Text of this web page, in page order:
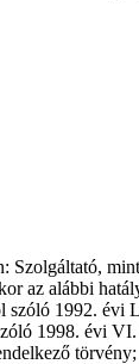
az alábbi
szóló 1992.
1998. évi
törvény;